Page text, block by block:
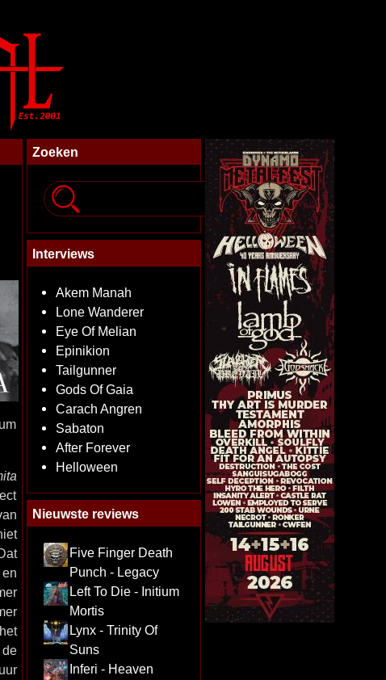
Zoeken
Interviews
Akem Manah
Lone Wanderer
Eye Of Melian
Epinikion
Tailgunner
Gods Of Gaia
Carach Angren
Sabaton
After Forever
Helloween
Nieuwste reviews
Five Finger Death
Punch - Legacy
Left To Die - Initium
Mortis
Lynx - Trinity Of
Suns
Inferi - Heaven